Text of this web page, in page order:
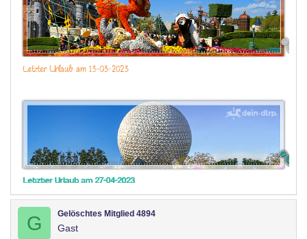
G Gelöschtes Mitglied 4894
Gast